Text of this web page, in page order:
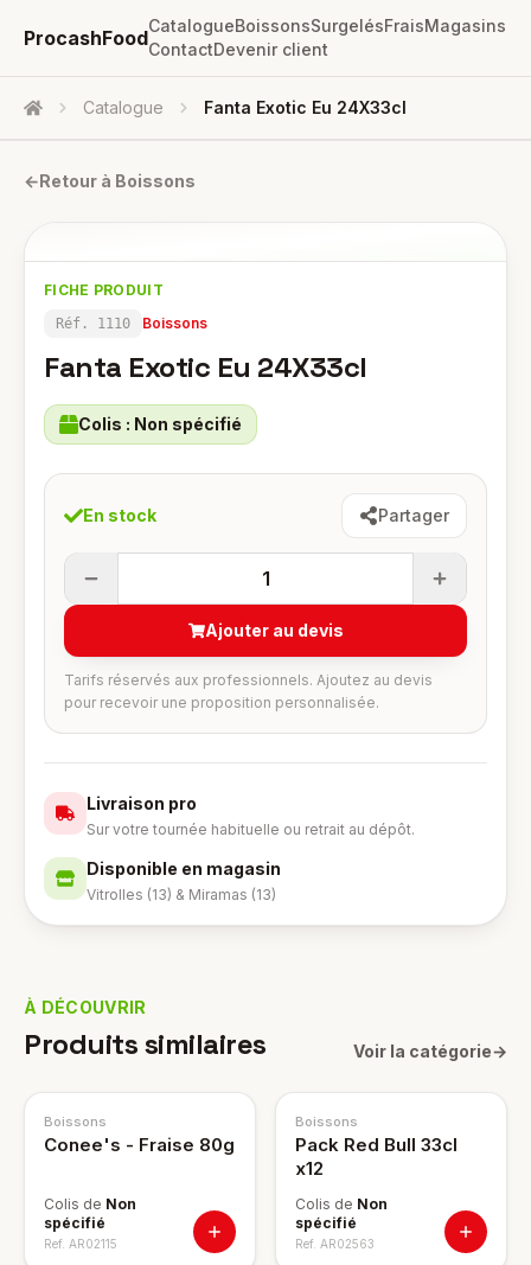
ProcashFood
CatalogueBoissonsSurgelésFraisMagasins
ContactDevenir client
Accueil Catalogue Fanta Exotic Eu 24X33cl
←Retour à Boissons
FICHE PRODUIT
Réf. 1110 Boissons
Fanta Exotic Eu 24X33cl
Colis : Non spécifié
En stock Partager
1
Ajouter au devis
Tarifs réservés aux professionnels. Ajoutez au devis
pour recevoir une proposition personnalisée.
Livraison pro
Sur votre tournée habituelle ou retrait au dépôt.
Disponible en magasin
Vitrolles (13) & Miramas (13)
À DÉCOUVRIR
Produits similaires Voir la catégorie→
Boissons
Conee's - Fraise 80g
Colis de Non
spécifié
Ref. AR02115
Boissons
Pack Red Bull 33cl
x12
Colis de Non
spécifié
Ref. AR02563